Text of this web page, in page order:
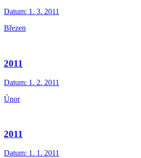
Datum: 1. 3. 2011
Březen
2011
Datum: 1. 2. 2011
Únor
2011
Datum: 1. 1. 2011